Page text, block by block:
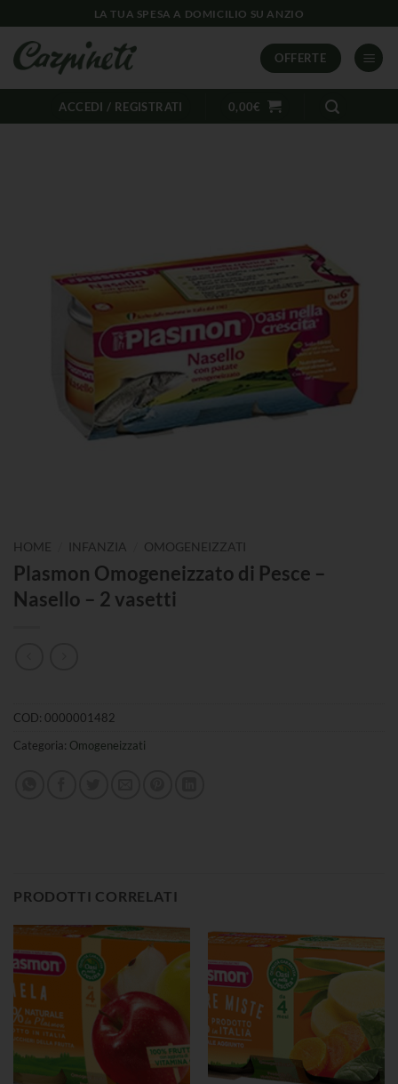
LA TUA SPESA A DOMICILIO SU ANZIO
OFFERTE
ACCEDI / REGISTRATI 0,00€
HOME INFANZIA OMOGENEIZZATI
Plasmon Omogeneizzato di Pesce –
Nasello – 2 vasetti
COD: 0000001482
Categoria: Omogeneizzati
PRODOTTI CORRELATI